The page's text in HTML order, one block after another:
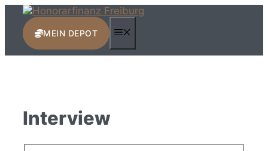
Zum
Inhalt
springenMEIN DEPOT
Interview